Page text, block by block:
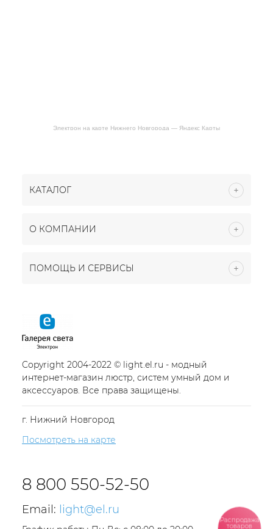
Электрон на карте Нижнего Новгорода — Яндекс Карты
КАТАЛОГ
О КОМПАНИИ
ПОМОЩЬ И СЕРВИСЫ
Copyright 2004-2022 © light.el.ru - модный
интернет-магазин люстр, систем умный дом и
аксессуаров. Все права защищены.
г. Нижний Новгород
Посмотреть на карте
8 800 550-52-50
Email: light@el.ru
Распродажа
товаров